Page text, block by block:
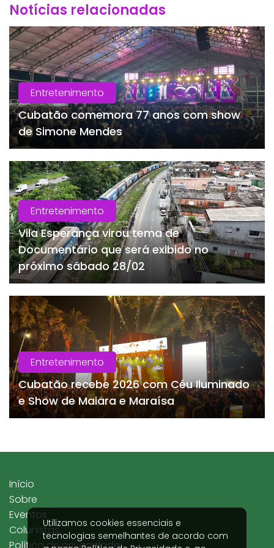
Notícias relacionadas
Entretenimento
Cubatão comemora 77 anos com show
de Simone Mendes
Entretenimento
Vila Esperança virou tema de
Documentário que será exibido no
próximo sábado 28/02
Entretenimento
Cubatão recebe 2026 com Céu Iluminado
e Show de Maiara e Maraísa
Utilizamos cookies essenciais e
tecnologias semelhantes de acordo com
Início
Sobre
Eventos
Colunistas